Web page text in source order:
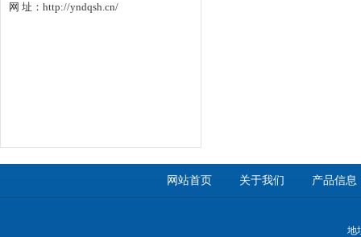
网 址：http://yndqsh.cn/
网站首页 关于我们 产品信息
地